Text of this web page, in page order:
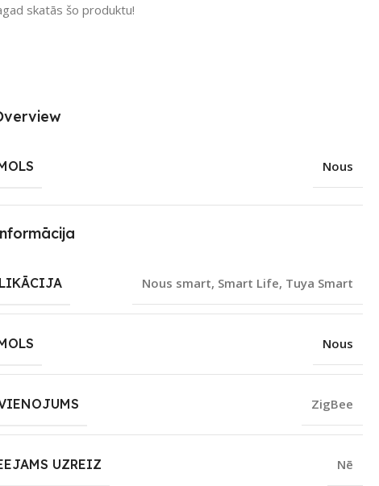
skatās šo produktu!
Nous
Nous smart, Smart Life, Tuya Smart
Nous
ZigBee
UZREIZ Nē